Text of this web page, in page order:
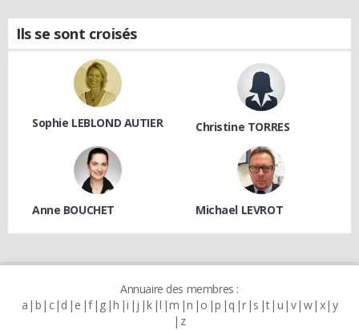
Ils se sont croisés
Sophie LEBLOND AUTIER Christine TORRES
Anne BOUCHET Michael LEVROT
Annuaire des membres :
a b c d e f g h i j k l m n o p q r s t u v w x y
z